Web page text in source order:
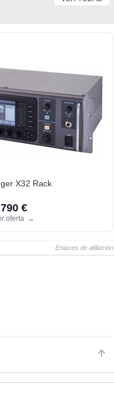
X32 Rack
790 €
oferta →
Enlaces de afiliación